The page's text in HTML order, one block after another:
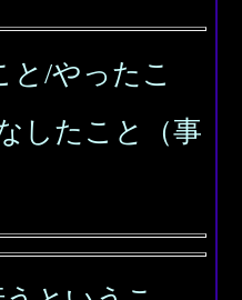
と/やったこ
したこと（事